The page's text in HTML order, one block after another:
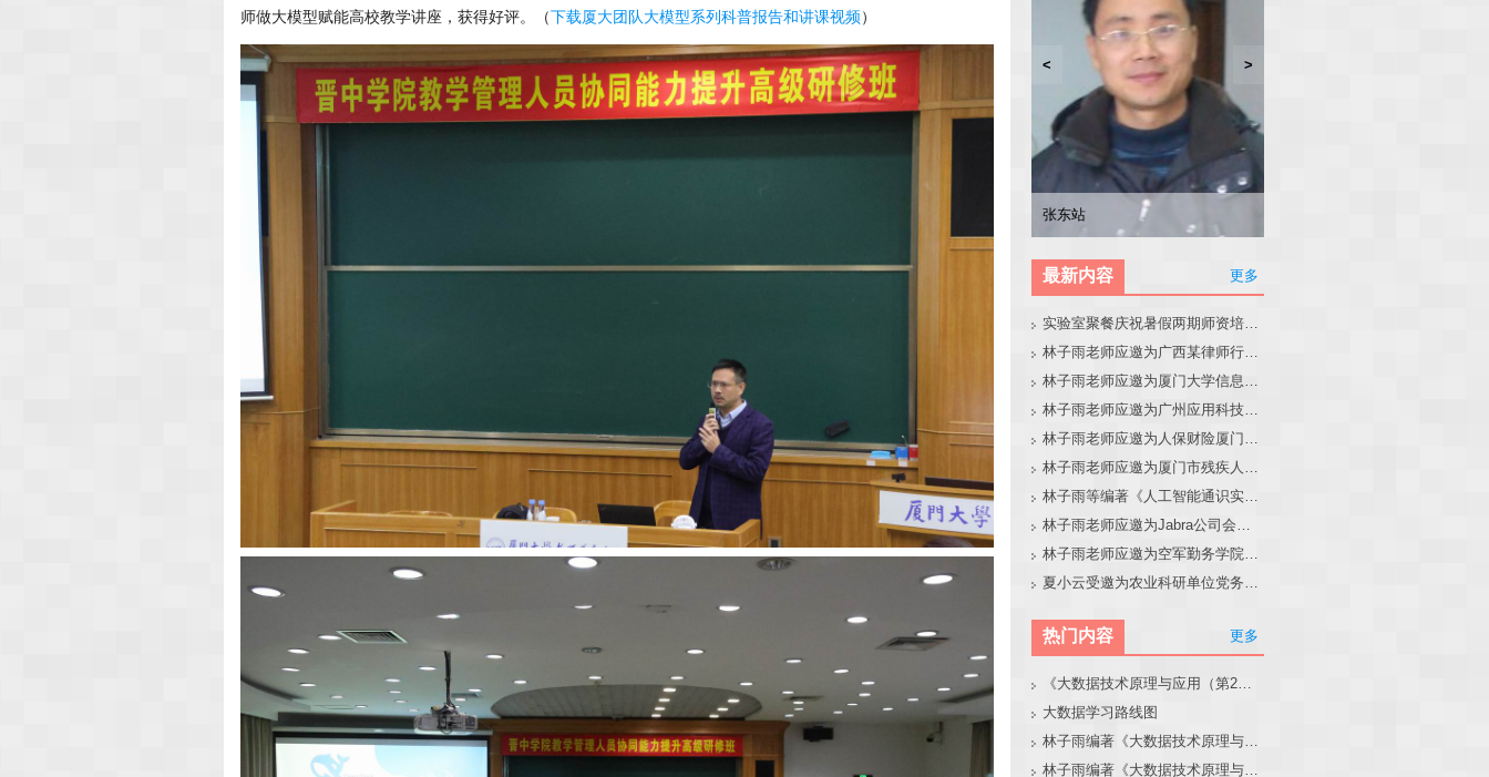
师做大模型赋能高校教学讲座，获得好评。（下载厦大团队大模型系列科普报告和讲课视频）
林子雨
张东站
林文水
冯少荣
< >
最新内容 更多
实验室聚餐庆祝暑假两期师资培训班圆满结束
林子雨老师应邀为广西某律师行业培训班做大模型和智能体讲座
林子雨老师应邀为厦门大学信息学院全国中学生夏令营做大模型讲座
林子雨老师应邀为广州应用科技学院做大模型和智能体讲座
林子雨老师应邀为人保财险厦门分公司做大模型和智能体讲座
林子雨老师应邀为厦门市残疾人联合会做大模型和智能体讲座
林子雨等编著《人工智能通识实践教程》教材官网
林子雨老师应邀为Jabra公司会议做大模型和智能体报告
林子雨老师应邀为空军勤务学院做大模型和智能体讲座
夏小云受邀为农业科研单位党务工作者作专题报告
热门内容 更多
《大数据技术原理与应用（第2版）》教材官网
大数据学习路线图
林子雨编著《大数据技术原理与应用（第3版）》教材官网
林子雨编著《大数据技术原理与应用》教材配套大数据软件安装和编程实践指南